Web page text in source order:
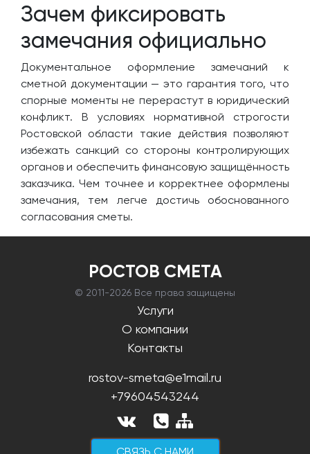
Зачем фиксировать
замечания официально
Документальное оформление замечаний к
сметной документации — это гарантия того, что
спорные моменты не перерастут в юридический
конфликт. В условиях нормативной строгости
Ростовской области такие действия позволяют
избежать санкций со стороны контролирующих
органов и обеспечить финансовую защищённость
заказчика. Чем точнее и корректнее оформлены
замечания, тем легче достичь обоснованного
согласования сметы.
РОСТОВ СМЕТА
© 2011-2026 Все права защищены
Услуги
О компании
Контакты
rostov-smeta@e1mail.ru
+79604543244